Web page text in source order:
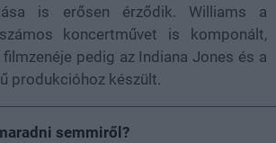
is erősen érződik. Williams a
koncertművet is komponált,
pedig az Indiana Jones és a
produkcióhoz készült.
semmiről?